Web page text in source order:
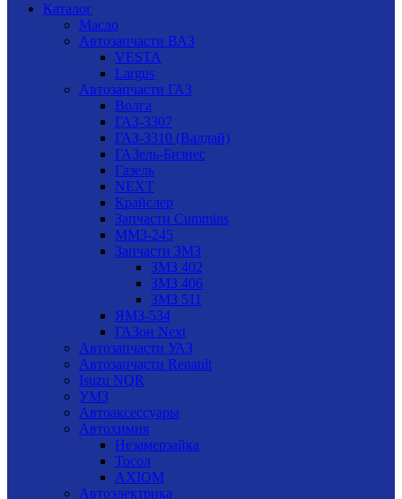
Каталог
Масло
Автозапчасти ВАЗ
VESTA
Largus
Автозапчасти ГАЗ
Волга
ГАЗ-3307
ГАЗ-3310 (Валдай)
ГАЗель-Бизнес
Газель
NEXT
Крайслер
Запчасти Cummins
ММЗ-245
Запчасти ЗМЗ
ЗМЗ 402
ЗМЗ 406
ЗМЗ 511
ЯМЗ-534
ГАЗон Next
Автозапчасти УАЗ
Автозапчасти Renault
Isuzu NQR
УМЗ
Автоаксессуары
Автохимия
Незамерзайка
Тосол
AXIOM
Автоэлектрика